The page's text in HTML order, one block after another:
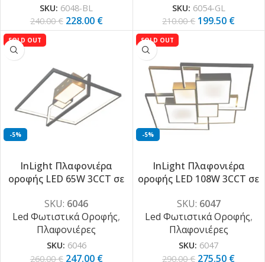
SKU: 6048-BL
240.00€ 228.00 €
SKU: 6054-GL
210.00€ 199.50 €
-5%
SOLD OUT
InLight Πλαφονιέρα
οροφής LED 65W 3CCT σε
απόχρωση D:50cm (6046)
SKU: 6046
Led Φωτιστικά Οροφής,
Πλαφονιέρες
SKU: 6046
260.00€ 247.00 €
-5%
SOLD OUT
InLight Πλαφονιέρα
οροφής LED 108W 3CCT σε
απόχρωση D:70cm (6047)
SKU: 6047
Led Φωτιστικά Οροφής,
Πλαφονιέρες
SKU: 6047
290.00€ 275.50 €